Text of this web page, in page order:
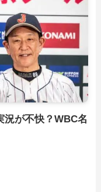
況が不快？WBC名